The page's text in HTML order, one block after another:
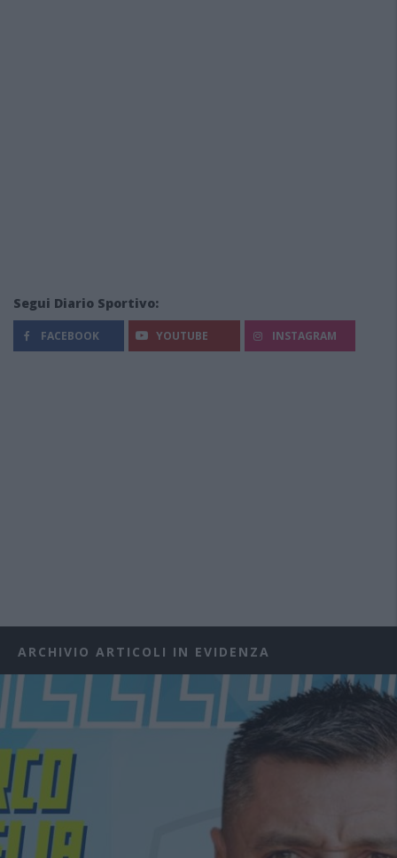
Segui Diario Sportivo:
FACEBOOK YOUTUBE INSTAGRAM
ARCHIVIO ARTICOLI IN EVIDENZA